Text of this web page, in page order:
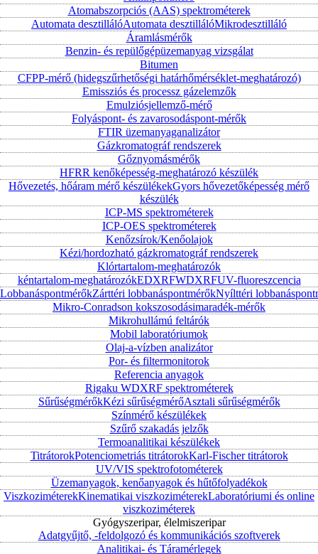
Atomabszorpciós (AAS) spektrométerek
Automata desztillálóAutomata desztillálóMikrodesztilláló
Áramlásmérők
Benzin- és repülőgépüzemanyag vizsgálat
Bitumen
CFPP-mérő (hidegszűrhetőségi határhőmérséklet-meghatározó)
Emissziós és processz gázelemzők
Emulziósjellemző-mérő
Folyáspont- és zavarosodáspont-mérők
FTIR üzemanyaganalizátor
Gázkromatográf rendszerek
Gőznyomásmérők
HFRR kenőképesség-meghatározó készülék
Hővezetés, hőáram mérő készülékekGyors hővezetőképesség mérő
készülék
ICP-MS spektrométerek
ICP-OES spektrométerek
Kenőzsírok/Kenőolajok
Kézi/hordozható gázkromatográf rendszerek
Klórtartalom-meghatározók
kéntartalom-meghatározókEDXRFWDXRFUV-fluoreszcencia
LobbanáspontmérőkZárttéri lobbanáspontmérőkNyílttéri
Mikro-Conradson kokszosodásimaradék-mérők
Mikrohullámú feltárók
Mobil laboratóriumok
Olaj-a-vízben analizátor
Por- és filtermonitorok
Referencia anyagok
Rigaku WDXRF spektrométerek
SűrűségmérőkKézi sűrűségmérőAsztali sűrűségmérők
Színmérő készülékek
Szűrő szakadás jelzők
Termoanalitikai készülékek
TitrátorokPotenciometriás titrátorokKarl-Fischer titrátorok
UV/VIS spektrofotométerek
Üzemanyagok, kenőanyagok és hűtőfolyadékok
ViszkoziméterekKinematikai viszkoziméterekLaboratóriumi és online
viszkoziméterek
Gyógyszeripar, élelmiszeripar
Adatgyűjtő, -feldolgozó és kommunikációs szoftverek
Analitikai- és Táramérlegek